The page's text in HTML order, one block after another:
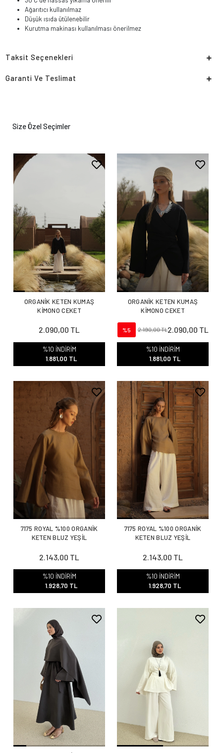
Ağarıtıcı kullanılmaz
Düşük ısıda ütülenebilir
Kurutma makinası kullanılması önerilmez
Taksit Seçenekleri
Garanti Ve Teslimat
Size Özel Seçimler
ORGANİK KETEN KUMAŞ
KİMONO CEKET
2.090,00 TL
%10 İNDİRİM
1.881,00 TL
ORGANİK KETEN KUMAŞ
KİMONO CEKET
%5 2.190,00 TL2.090,00 TL
%10 İNDİRİM
1.881,00 TL
7175 ROYAL %100 ORGANİK
KETEN BLUZ YEŞİL
2.143,00 TL
%10 İNDİRİM
1.928,70 TL
7175 ROYAL %100 ORGANİK
KETEN BLUZ YEŞİL
2.143,00 TL
%10 İNDİRİM
1.928,70 TL